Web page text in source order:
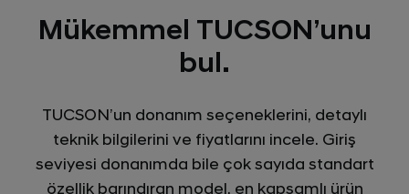
Mükemmel TUCSON’unu
bul.​
TUCSON’un donanım seçeneklerini, detaylı
teknik bilgilerini ve fiyatlarını incele. Giriş
seviyesi donanımda bile çok sayıda standart
özellik barındıran model, en kapsamlı ürün